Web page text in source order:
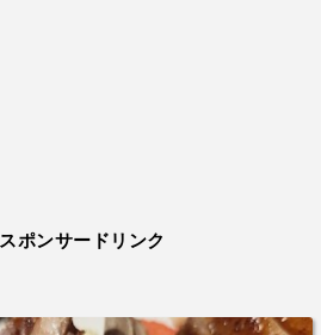
スポンサードリンク